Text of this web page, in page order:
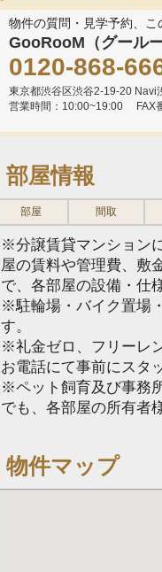
物件の質問・見学予約、
GooRooM（グール
0120-868-
東京都渋谷区渋谷2-19-20 Navi
営業時間：10:00~19:00
FAX
部屋情報
部屋 間取
※分譲賃貸マンション
屋の賃料や管理費、敷
で、各部屋の設備・仕
※駐輪場・バイク置場
す。
※礼金ゼロ、フリーレ
お電話にて事前にスタ
※ペット飼育及び事務
でも、各部屋の所有者
物件マップ